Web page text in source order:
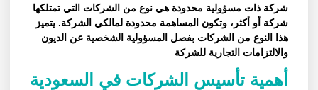
شركة ذات مسؤولية محدودة هي نوع من الشركات التي تمتلكها
شركة أو أكثر، وتكون المساهمة محدودة لمالكي الشركة. يتميز
هذا النوع من الشركات بفصل المسؤولية الشخصية عن الديون
والالتزامات التجارية للشركة
أهمية تأسيس الشركات في السعودية